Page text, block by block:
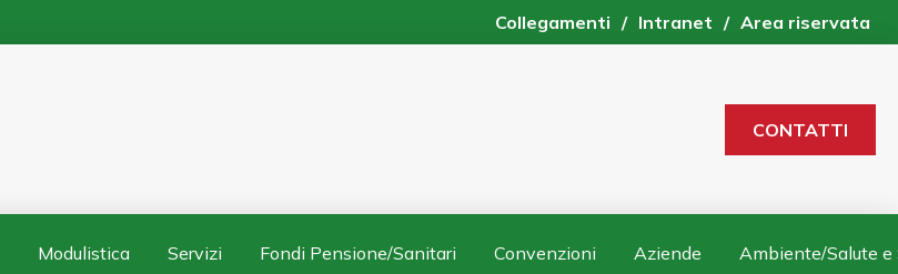
Collegamenti / Intranet / Area riservata
CONTATTI
Modulistica Servizi Fondi Pensione/Sanitari Convenzioni Aziende Ambiente/Salute e